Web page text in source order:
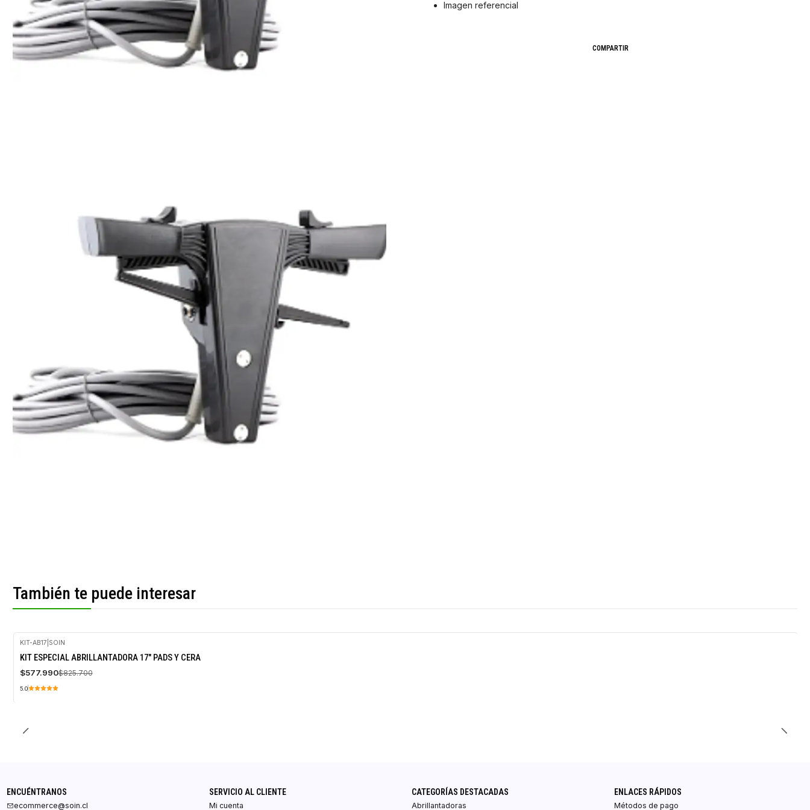
Imagen referencial
COMPARTIR
También te puede interesar
-30%
OFF
Agotado
KIT-AB17 SOIN
KIT ESPECIAL ABRILLANTADORA 17" PADS Y CERA
$577.990$825.700
5.0
ENCUÉNTRANOS
ecommerce@soin.cl
SERVICIO AL CLIENTE
Mi cuenta
CATEGORÍAS DESTACADAS
Abrillantadoras
ENLACES RÁPIDOS
Métodos de pago